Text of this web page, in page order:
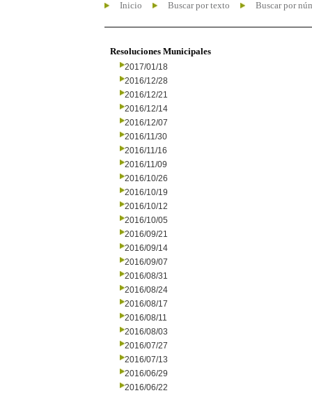
Inicio Buscar por texto Buscar por
Resoluciones Municipales
2017/01/18
2016/12/28
2016/12/21
2016/12/14
2016/12/07
2016/11/30
2016/11/16
2016/11/09
2016/10/26
2016/10/19
2016/10/12
2016/10/05
2016/09/21
2016/09/14
2016/09/07
2016/08/31
2016/08/24
2016/08/17
2016/08/11
2016/08/03
2016/07/27
2016/07/13
2016/06/29
2016/06/22